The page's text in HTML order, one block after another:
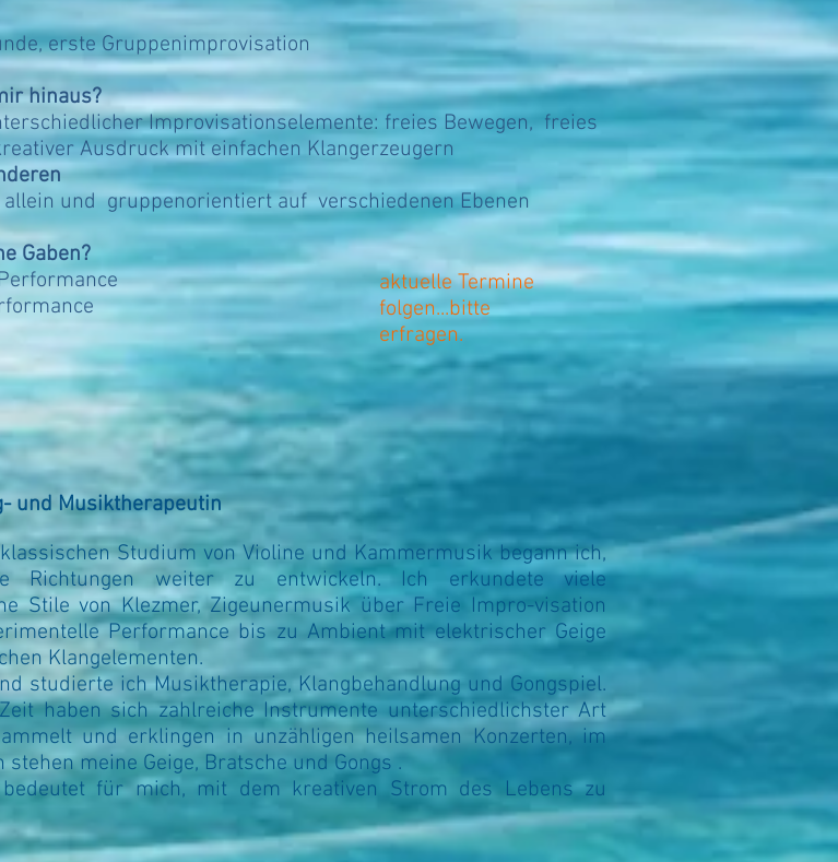
hinaus?
freies Bewegen, freies
mit einfachen Klangerzeugern
auf verschiedenen Ebenen
Gaben?
aktuelle Termine
folgen...bitte
erfragen.
und Musiktherapeutin
Studium von Violine und Kammermusik begann ich,
Richtungen weiter zu entwickeln. Ich erkundete viele
Stile von Klezmer, Zigeunermusik über Freie Impro-visation
Performance bis zu Ambient mit elektrischer Geige
Klangelementen.
studierte ich Musiktherapie, Klangbehandlung und Gongspiel.
haben sich zahlreiche Instrumente unterschiedlichster Art
und erklingen in unzähligen heilsamen Konzerten, im
meine Geige, Bratsche und Gongs .
für mich, mit dem kreativen Strom des Lebens zu